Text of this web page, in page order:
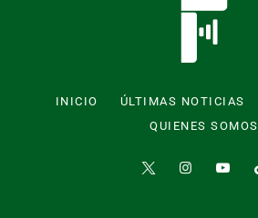
INICIO ÚLTIMAS NOTICIAS
QUIENES SOMOS